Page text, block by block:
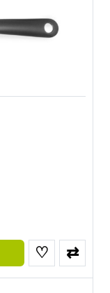
♡ ⇄